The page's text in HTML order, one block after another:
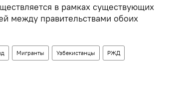
в рамках существующих
между правительствами обоих
Мигранты Узбекистанцы РЖД